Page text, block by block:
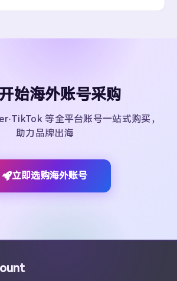
始海外账号采购
等全平台账号一站式购买，
助力品牌出海
立即选购海外账号